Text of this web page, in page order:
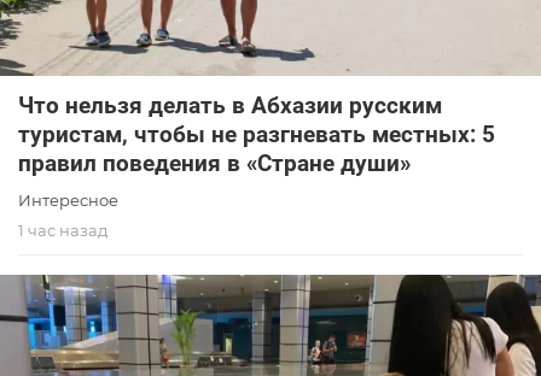
Что нельзя делать в Абхазии русским
туристам, чтобы не разгневать местных: 5
правил поведения в «Стране души»
Интересное
1 час назад